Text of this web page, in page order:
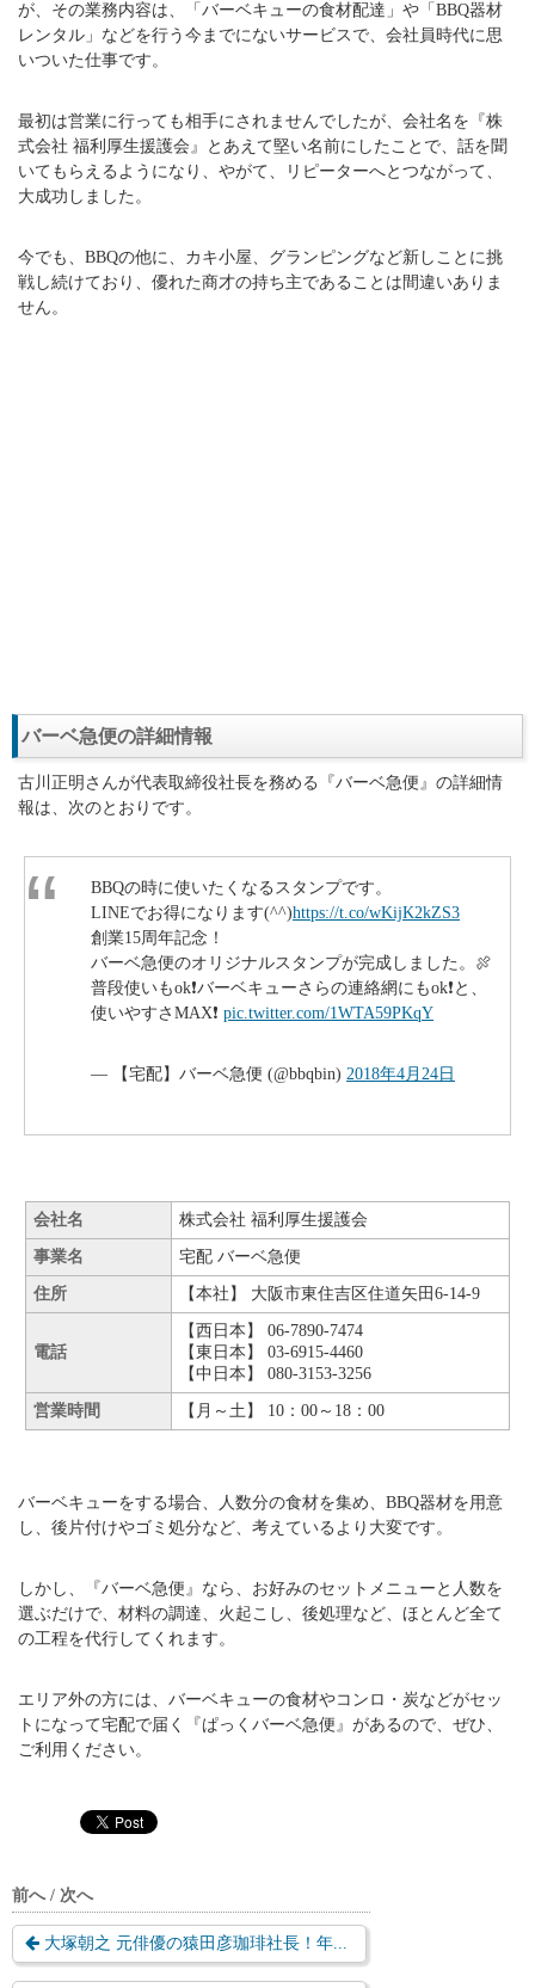
が、その業務内容は、「バーベキューの食材配達」や「BBQ器材
レンタル」などを行う今までにないサービスで、会社員時代に思
いついた仕事です。
最初は営業に行っても相手にされませんでしたが、会社名を『株
式会社 福利厚生援護会』とあえて堅い名前にしたことで、話を聞
いてもらえるようになり、やがて、リピーターへとつながって、
大成功しました。
今でも、BBQの他に、カキ小屋、グランピングなど新しことに挑
戦し続けており、優れた商才の持ち主であることは間違いありま
せん。
バーベ急便の詳細情報
古川正明さんが代表取締役社長を務める『バーベ急便』の詳細情
報は、次のとおりです。
BBQの時に使いたくなるスタンプです。
LINEでお得になります(^^)https://t.co/wKijK2kZS3
創業15周年記念！
バーベ急便のオリジナルスタンプが完成しました。🍖
普段使いもok❗️バーベキューさらの連絡網にもok❗️と、
使いやすさMAX❗️ pic.twitter.com/1WTA59PKqY
— 【宅配】バーベ急便 (@bbqbin) 2018年4月24日
会社名 株式会社 福利厚生援護会
事業名 宅配 バーベ急便
住所 【本社】 大阪市東住吉区住道矢田6-14-9
電話
【西日本】 06-7890-7474
【東日本】 03-6915-4460
【中日本】 080-3153-3256
営業時間 【月～土】 10：00～18：00
バーベキューをする場合、人数分の食材を集め、BBQ器材を用意
し、後片付けやゴミ処分など、考えているより大変です。
しかし、『バーベ急便』なら、お好みのセットメニューと人数を
選ぶだけで、材料の調達、火起こし、後処理など、ほとんど全て
の工程を代行してくれます。
エリア外の方には、バーベキューの食材やコンロ・炭などがセッ
トになって宅配で届く『ぱっくバーベ急便』があるので、ぜひ、
ご利用ください。
前へ / 次へ
大塚朝之 元俳優の猿田彦珈琲社長！年...